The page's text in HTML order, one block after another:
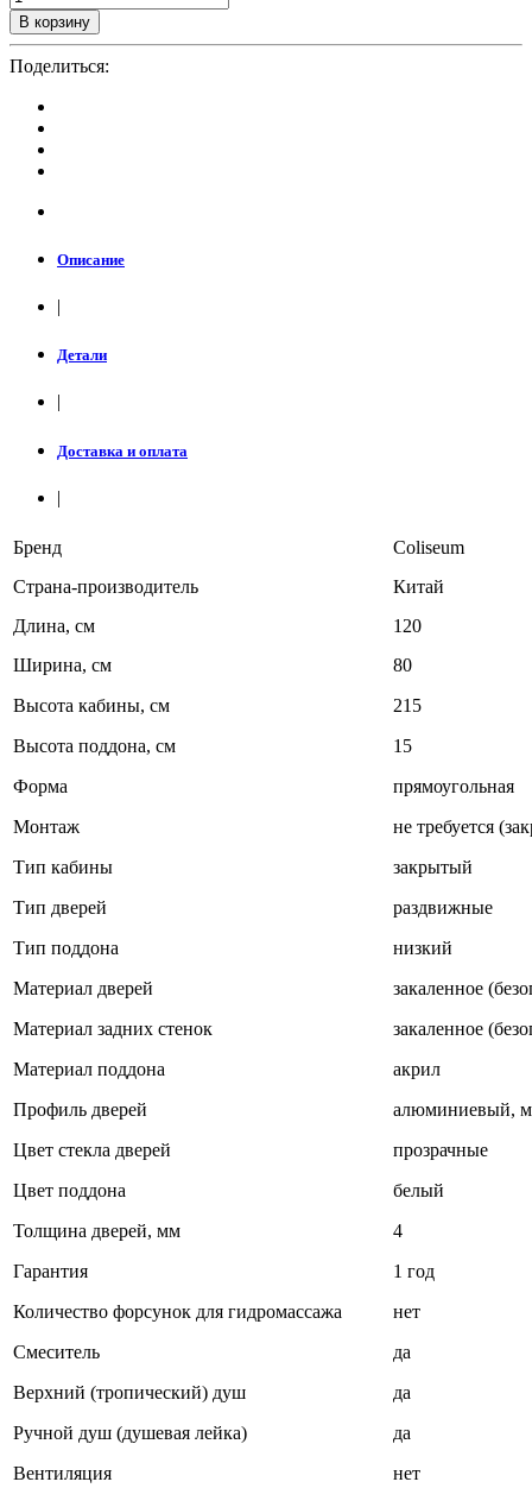
В корзину
Поделиться:
Описание
|
Детали
|
Доставка и оплата
|
Бренд
Coliseum
Страна-производитель
Китай
Длина, см
120
Ширина, см
80
Высота кабины, см
215
Высота поддона, см
15
Форма
прямоугольная
Монтаж
не требуется
Тип кабины
закрытый
Тип дверей
раздвижные
Тип поддона
низкий
Материал дверей
закаленное
Материал задних стенок
закаленное
Материал поддона
акрил
Профиль дверей
алюминиевый,
Цвет стекла дверей
прозрачные
Цвет поддона
белый
Толщина дверей, мм
4
Гарантия
1 год
Количество форсунок для гидромассажа
нет
Смеситель
да
Верхний (тропический) душ
да
Ручной душ (душевая лейка)
да
Вентиляция
нет